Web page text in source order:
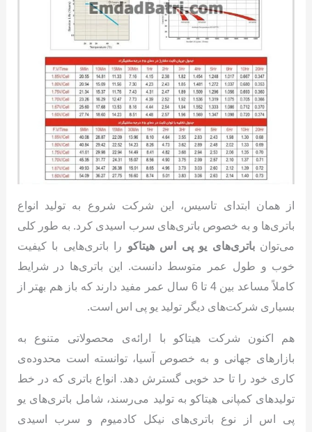
از همان ابتدای تاسیس، این شرکت شروع به تولید انواع
باتری‌ها و به خصوص باتری‌های سرب اسیدی کرد. به طور کلی
می‌توانباتری‌های یو پی اس هیتاکو را باتری‌هایی با کیفیت
خوب و طول عمر متوسط دانست. این باتری‌ها در شرایط
کاملاً مساعد بین 4 تا 6 سال عمر مفید دارند که باز هم بهتر از
بسیاری شرکت‌های دیگر تولید یو پی اس است.
هم اکنون شرکت هیتاکو با ارائه‌ی محصولاتی متنوع به
بازارهای جهانی و به خصوص آسیا، توانسته است محدوده‌ی
کاری خود را تا حد خوبی گسترش دهد. انواع باتری که در خط
تولیدهای کمپانی هیتاکو به تولید می‌رسند، شامل باتری‌های یو
پی اس از نوع باتری‌های نیکل کادمیوم و سرب اسیدی